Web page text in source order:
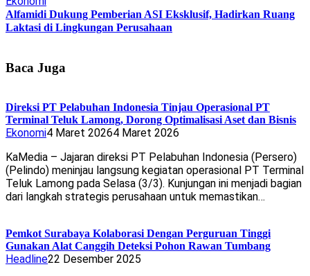
Alfamidi Dukung Pemberian ASI Eksklusif, Hadirkan Ruang
Laktasi di Lingkungan Perusahaan
Baca Juga
Direksi PT Pelabuhan Indonesia Tinjau Operasional PT
Terminal Teluk Lamong, Dorong Optimalisasi Aset dan Bisnis
Ekonomi4 Maret 20264 Maret 2026
KaMedia – Jajaran direksi PT Pelabuhan Indonesia (Persero)
(Pelindo) meninjau langsung kegiatan operasional PT Terminal
Teluk Lamong pada Selasa (3/3). Kunjungan ini menjadi bagian
dari langkah strategis perusahaan untuk memastikan…
Pemkot Surabaya Kolaborasi Dengan Perguruan Tinggi
Gunakan Alat Canggih Deteksi Pohon Rawan Tumbang
Headline22 Desember 2025